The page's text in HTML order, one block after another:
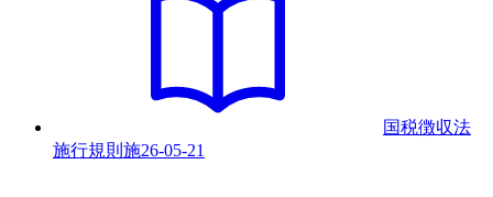
国税徴収法
施行規則 施26-05-21